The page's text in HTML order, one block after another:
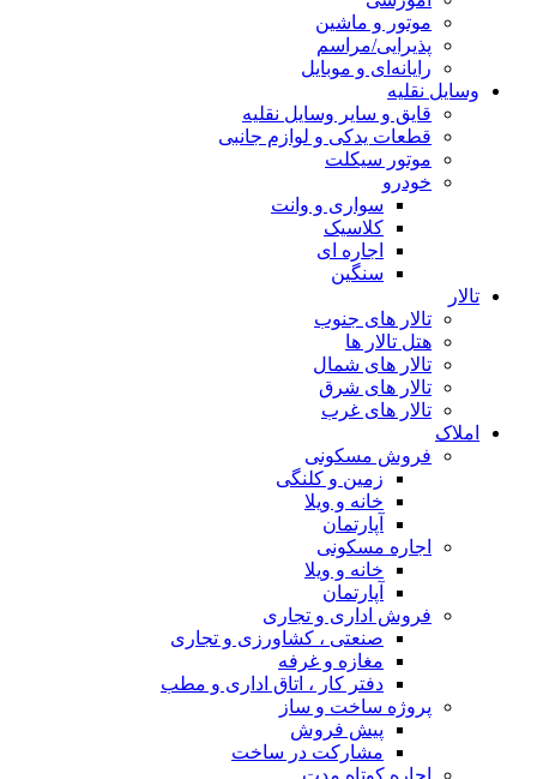
موتور و ماشین
پذیرایی/مراسم
رایانه‌ای و موبایل
وسایل نقلیه
قایق و سایر وسایل نقلیه
قطعات یدکی و لوازم جانبی
موتور سیکلت
خودرو
سواری و وانت
کلاسیک
اجاره ای
سنگین
تالار
تالار های جنوب
هتل تالار ها
تالار های شمال
تالار های شرق
تالار های غرب
املاک
فروش مسکونی
زمین و کلنگی
خانه و ویلا
آپارتمان
اجاره مسکونی
خانه و ویلا
آپارتمان
فروش اداری و تجاری
صنعتی ، کشاورزی و تجاری
مغازه و غرفه
دفتر کار ، اتاق اداری و مطب
پروژه ساخت و ساز
پیش فروش
مشارکت در ساخت